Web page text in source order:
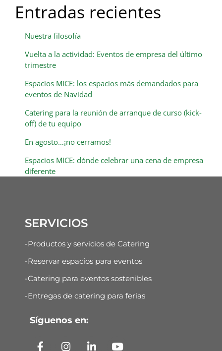
Entradas recientes
Nuestra filosofía
Vuelta a la actividad: Eventos de empresa del último
trimestre
Espacios MICE: los espacios más demandados para
eventos de Navidad
Catering para la reunión de arranque de curso (kick-
off) de tu equipo
En agosto…¡no cerramos!
Espacios MICE: dónde celebrar una cena de empresa
diferente
SERVICIOS
-Productos y servicios de Catering
-Reservar espacios para eventos
-Catering para eventos sostenibles
-Entregas de catering para ferias
Síguenos en: